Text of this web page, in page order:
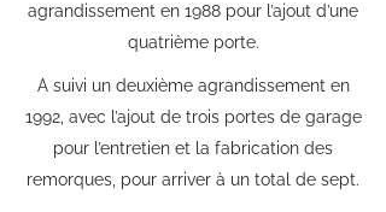
agrandissement en 1988 pour l’ajout d’une
quatrième porte.
A suivi un deuxième agrandissement en
1992, avec l’ajout de trois portes de garage
pour l’entretien et la fabrication des
remorques, pour arriver à un total de sept.